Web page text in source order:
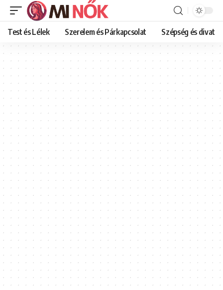
Test és Lélek Szerelem és Párkapcsolat Szépség és divat